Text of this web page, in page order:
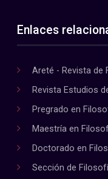
Enlaces
Areté - Revista de
Revista Estudios
Pregrado en
Maestría en
Doctorado en
Sección de